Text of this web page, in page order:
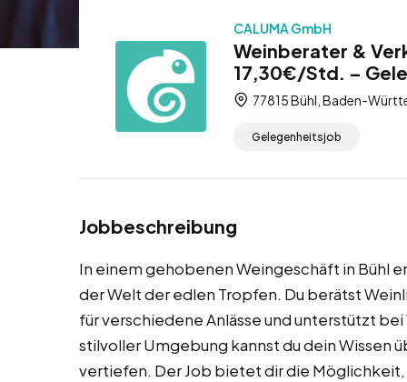
CALUMA GmbH
Weinberater &
17,30€/Std. –
77815 Bühl, Baden-
Gelegenheitsjob
Jobbeschreibung
In einem gehobenen Weingeschäft in Bühl
der Welt der edlen Tropfen. Du berätst
für verschiedene Anlässe und unterstützt
stilvoller Umgebung kannst du dein Wissen
vertiefen. Der Job bietet dir die